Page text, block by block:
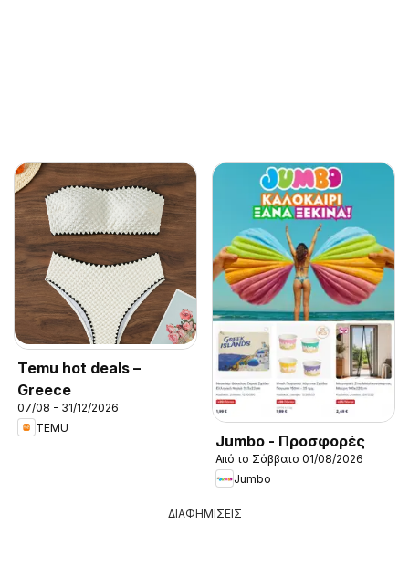
Temu hot deals –
Greece
07/08 - 31/12/2026
TEMU
Jumbo - Προσφορές
Από το Σάββατο 01/08/2026
Jumbo
ΔΙΑΦΗΜΙΣΕΙΣ